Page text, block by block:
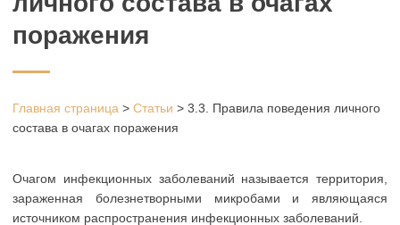
поражения
Главная страница > Статьи > 3.3. Правила поведения личного
состава в очагах поражения
Очагом инфекционных заболеваний называется территория,
зараженная болезнетворными микробами и являющаяся
источником распространения инфекционных заболеваний.